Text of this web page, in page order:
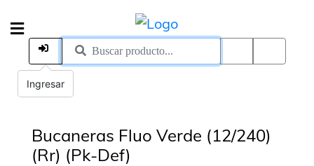
Bucaneras Fluo Verde (12/240)
(Rr) (Pk-Def)
Ingresar